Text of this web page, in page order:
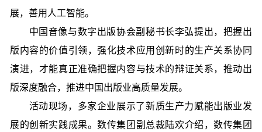
展，善用人工智能。
中国音像与数字出版协会副秘书长李弘提出，把握出
版内容的价值引领，强化技术应用创新时的生产关系协同
演进，才能真正准确把握内容与技术的辩证关系，推动出
版深度融合，推进中国出版业高质量发展。
活动现场，多家企业展示了新质生产力赋能出版业发
展的创新实践成果。数传集团副总裁陆欢介绍，数传集团